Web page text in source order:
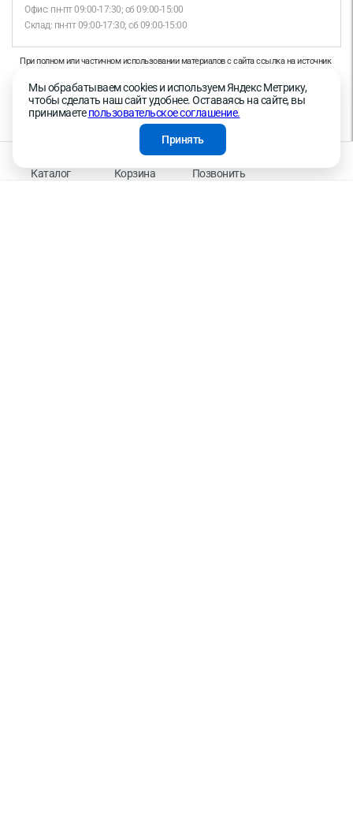
Каталог Корзина Позвонить
Офис: пн-пт 09:00-17:30; сб 09:00-15:00
Склад: пн-пт 09:00-17:30; сб 09:00-15:00
При полном или частичном использовании материалов с сайта ссылка на источник
Продолжая работу с сайтом, вы даете согласие на использование сайтом cookies и
на обработку персональных данных в целях функционирования сайта, проведения
ретаргетинга, статистических исследований, улучшения сервиса и предоставления
релевантной рекламной информации на основе ваших предпочтений и интересов.
На информационном ресурсе применяются рекомендательные технологии —
Правила применения рекомендательных технологий
Мы обрабатываем cookies и используем Яндекс Метрику,
чтобы сделать наш сайт удобнее. Оставаясь на сайте, вы
принимаетепользовательское соглашение.
Принять